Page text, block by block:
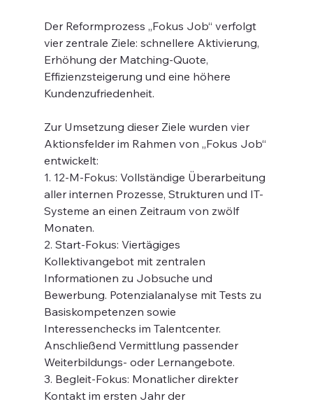
Der Reformprozess „Fokus Job“ verfolgt
vier zentrale Ziele: schnellere Aktivierung,
Erhöhung der Matching-Quote,
Effizienzsteigerung und eine höhere
Kundenzufriedenheit.
Zur Umsetzung dieser Ziele wurden vier
Aktionsfelder im Rahmen von „Fokus Job“
entwickelt:
1. 12-M-Fokus: Vollständige Überarbeitung
aller internen Prozesse, Strukturen und IT-
Systeme an einen Zeitraum von zwölf
Monaten.
2. Start-Fokus: Viertägiges
Kollektivangebot mit zentralen
Informationen zu Jobsuche und
Bewerbung. Potenzialanalyse mit Tests zu
Basiskompetenzen sowie
Interessenchecks im Talentcenter.
Anschließend Vermittlung passender
Weiterbildungs- oder Lernangebote.
3. Begleit-Fokus: Monatlicher direkter
Kontakt im ersten Jahr der